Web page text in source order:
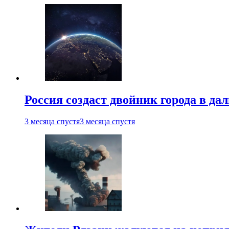
Россия создаст двойник города в
3 месяца спустя3 месяца спустя